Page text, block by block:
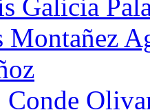
Galicia
Montañez